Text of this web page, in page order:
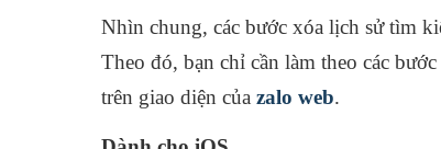
Nhìn chung, các bước xóa lịch sử tìm
Theo đó, bạn chỉ cần làm theo các
trên giao diện của zalo web.